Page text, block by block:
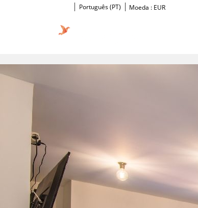
Português (PT) Moeda : EUR